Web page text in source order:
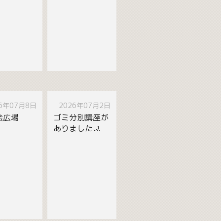
07月8日
広場
2026年07月2日
ゴミ分別講座が
ありました🚮